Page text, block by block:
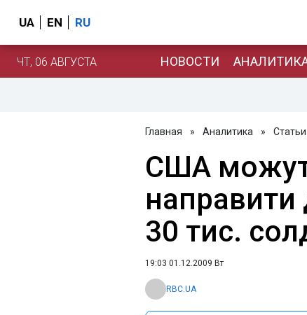
UA EN RU
ЧТ, 06 АВГУСТА НОВОСТИ
Главная » Аналитика » Статьи
США
направити
30 тис.
19:03 01.12.2009 Вт
RBC.UA